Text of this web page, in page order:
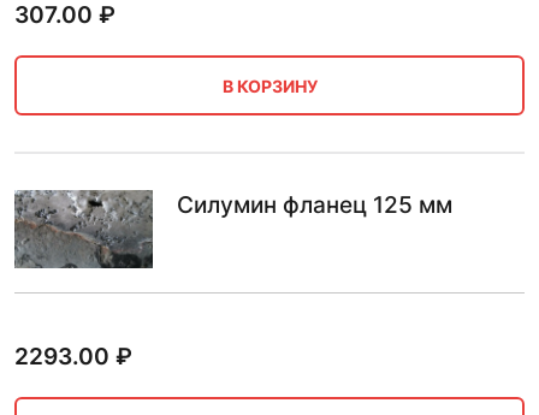
307.00 ₽
В КОРЗИНУ
Силумин фланец 125 мм
2293.00 ₽